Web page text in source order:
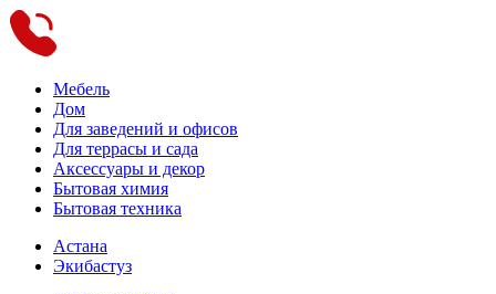
Мебель
Дом
Для заведений и офисов
Для террасы и сада
Аксессуары и декор
Бытовая химия
Бытовая техника
Астана
Экибастуз